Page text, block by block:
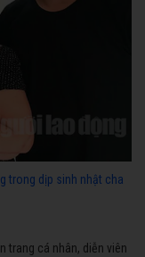
trong dịp sinh nhật cha
trang cá nhân, diễn viên